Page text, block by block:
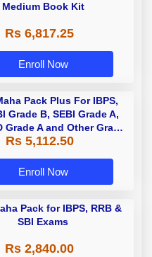
Medium Book Kit
Rs 6,817.25
Enroll Now
Pack Plus For IBPS,
Grade B, SEBI Grade A,
Grade A and Other Grade
Grade B Bank Exams
Rs 5,112.50
Enroll Now
Pack for IBPS, RRB &
SBI Exams
Rs 2,840.00